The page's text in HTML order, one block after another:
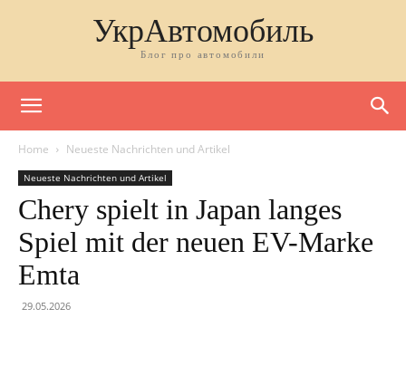
УкрАвтомобиль
Блог про автомобили
Home Neueste Nachrichten und Artikel
Neueste Nachrichten und Artikel
Chery spielt in Japan langes
Spiel mit der neuen EV-Marke
Emta
29.05.2026